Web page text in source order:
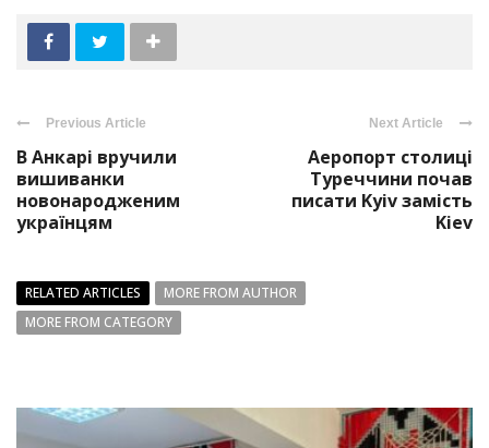
Previous Article
В Анкарі вручили
вишиванки
новонародженим
українцям
Next Article
Аеропорт столиці
Туреччини почав
писати Kyiv замість
Kiev
RELATED ARTICLES
MORE FROM AUTHOR
MORE FROM CATEGORY